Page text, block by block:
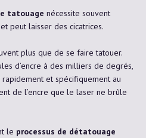
tatouage nécessite souvent
peut laisser des cicatrices.
plus que de se faire tatouer.
d’encre à des milliers de degrés,
et spécifiquement au
de l’encre que le laser ne brûle
le processus de détatouage